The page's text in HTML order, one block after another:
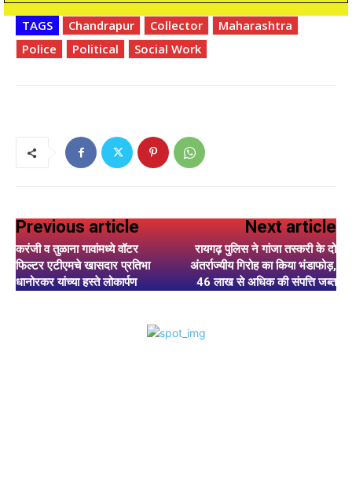
TAGS Chandrapur Collector
Maharashtra
Police
Political Social Work
Previous article
करंजी व तुळाना गावांमध्ये वॉटर
फिल्टर एटीएमचे खासदार प्रतिभा
धानोरकर यांच्या हस्ते लोकार्पण
Next article
रायगढ़ पुलिस ने गांजा तस्करी के दो
अंतर्राज्यीय गिरोह का किया भंडाफोड़,
46 लाख से अधिक की संपत्ति जब्त